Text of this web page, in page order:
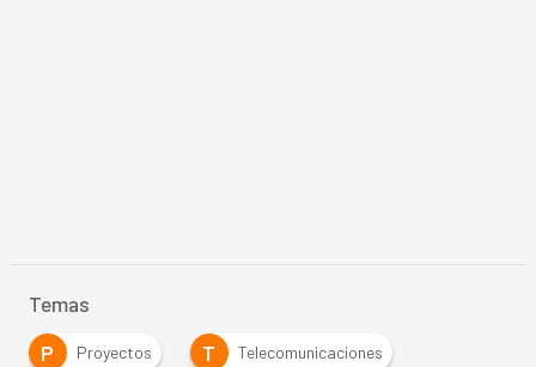
Temas
P
Proyectos T Telecomunicaciones